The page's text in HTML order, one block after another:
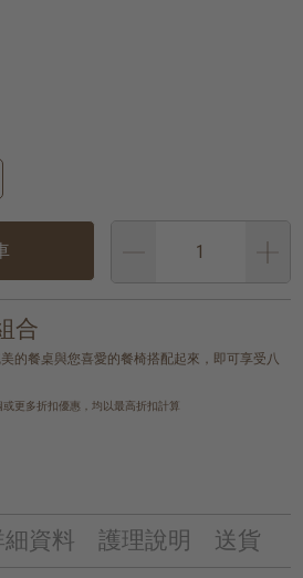
合
的餐桌與您喜愛的餐椅搭配起來，即可享受八
更多折扣優惠，均以最高折扣計算
細資料 護理說明 送貨